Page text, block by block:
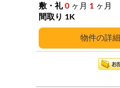
詳細
0 ヶ月 1 ヶ月
1K